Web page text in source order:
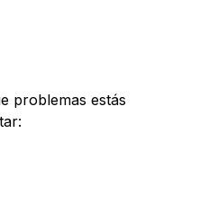
problemas estás